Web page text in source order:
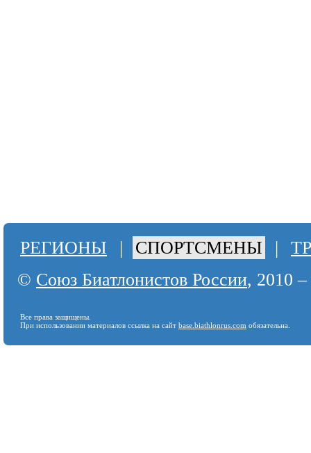
РЕГИОНЫ | СПОРТСМЕНЫ |
© Союз Биатлонистов России, 2010
Все права защищены.
При использовании материалов ссылка на сайт base.biathlonrus.com обязательна.